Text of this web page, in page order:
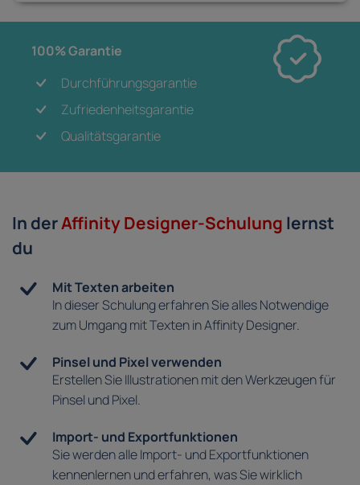
In derAffinity Designer-Schulung lernst
du
Mit Texten arbeiten
In dieser Schulung erfahren Sie alles Notwendige
zum Umgang mit Texten in Affinity Designer.
Pinsel und Pixel verwenden
Erstellen Sie Illustrationen mit den Werkzeugen für
Pinsel und Pixel.
Import- und Exportfunktionen
Sie werden alle Import- und Exportfunktionen
kennenlernen und erfahren, was Sie wirklich
100% Garantie
Durchführungsgarantie
Zufriedenheitsgarantie
Qualitätsgarantie